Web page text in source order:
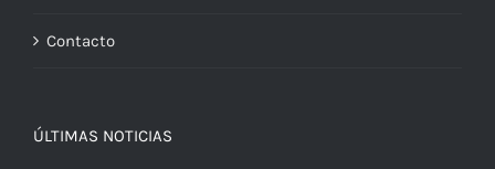
Contacto
ÚLTIMAS NOTICIAS